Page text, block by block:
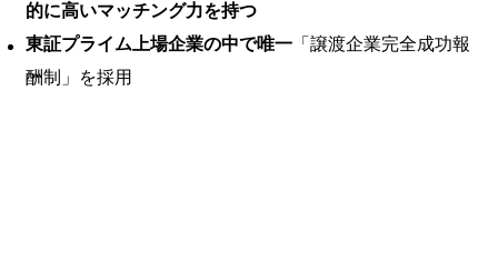
的に高いマッチング力を持つ
東証プライム上場企業の中で唯一 「譲渡企業完全成功報
酬制」を採用